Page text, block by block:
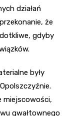
działań
że
gdyby
były
miejscowości,
gwałtownego